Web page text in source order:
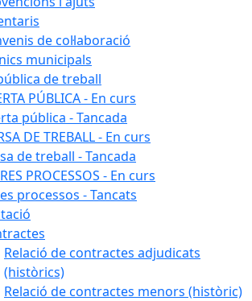
de col·laboració
municipals
de treball
PÚBLICA - En curs
pública - Tancada
DE TREBALL - En curs
de treball - Tancada
PROCESSOS - En curs
processos - Tancats
Relació de contractes adjudicats
(històrics)
Relació de contractes menors (històric)